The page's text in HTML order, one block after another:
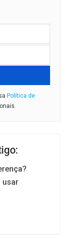
Política de
usar